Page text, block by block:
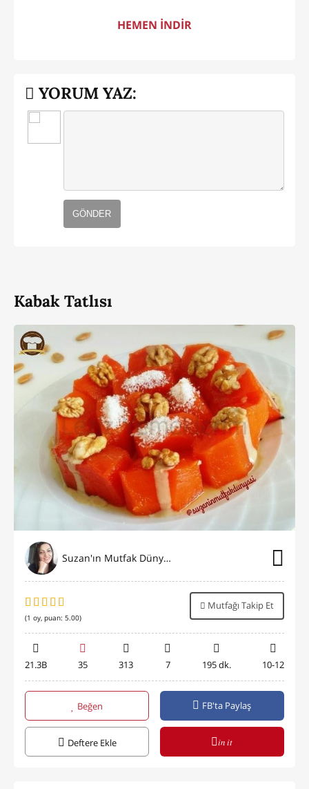
HEMEN İNDİR
YORUM YAZ:
GÖNDER
Kabak Tatlısı
Suzan'ın Mutfak Dünyası
(1 oy, puan: 5.00)
Mutfağı Takip Et
21.3B 35 313 7 195 dk. 10-12
Beğen FB'ta Paylaş
Deftere Ekle in it